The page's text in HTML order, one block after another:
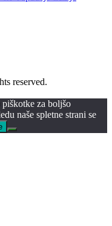
reserved.
piškotke za boljšo
naše spletne strani se